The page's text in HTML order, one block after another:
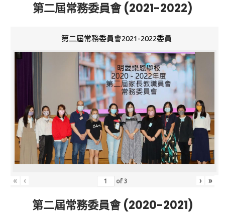
第二屆常務委員會 (2021-2022)
第二屆常務委員會2021-2022委員
« ‹ of3 › »
第二屆常務委員會 (2020-2021)